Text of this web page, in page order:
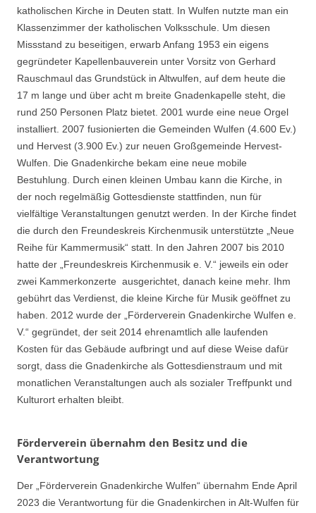
katholischen Kirche in Deuten statt. In Wulfen nutzte man ein
Klassenzimmer der katholischen Volksschule. Um diesen
Missstand zu beseitigen, erwarb Anfang 1953 ein eigens
gegründeter Kapellenbauverein unter Vorsitz von Gerhard
Rauschmaul das Grundstück in Altwulfen, auf dem heute die
17 m lange und über acht m breite Gnadenkapelle steht, die
rund 250 Personen Platz bietet. 2001 wurde eine neue Orgel
installiert. 2007 fusionierten die Gemeinden Wulfen (4.600 Ev.)
und Hervest (3.900 Ev.) zur neuen Großgemeinde Hervest-
Wulfen. Die Gnadenkirche bekam eine neue mobile
Bestuhlung. Durch einen kleinen Umbau kann die Kirche, in
der noch regelmäßig Gottesdienste stattfinden, nun für
vielfältige Veranstaltungen genutzt werden. In der Kirche findet
die durch den Freundeskreis Kirchenmusik unterstützte „Neue
Reihe für Kammermusik“ statt. In den Jahren 2007 bis 2010
hatte der „Freundeskreis Kirchenmusik e. V.“ jeweils ein oder
zwei Kammerkonzerte ausgerichtet, danach keine mehr. Ihm
gebührt das Verdienst, die kleine Kirche für Musik geöffnet zu
haben. 2012 wurde der „Förderverein Gnadenkirche Wulfen e.
V.“ gegründet, der seit 2014 ehrenamtlich alle laufenden
Kosten für das Gebäude aufbringt und auf diese Weise dafür
sorgt, dass die Gnadenkirche als Gottesdienstraum und mit
monatlichen Veranstaltungen auch als sozialer Treffpunkt und
Kulturort erhalten bleibt.
Förderverein übernahm den Besitz und die
Verantwortung
Der „Förderverein Gnadenkirche Wulfen“ übernahm Ende April
2023 die Verantwortung für die Gnadenkirchen in Alt-Wulfen für